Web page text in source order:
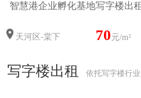
智慧港企业孵化基地写字楼出租
天河区-棠下 70元/m²
写字楼出租 依托写字楼行